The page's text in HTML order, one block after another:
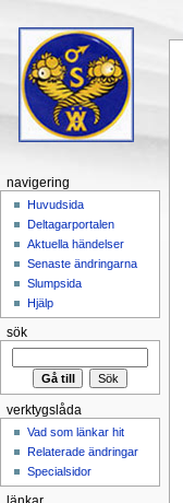
navigering
Huvudsida
Deltagarportalen
Aktuella händelser
Senaste ändringarna
Slumpsida
Hjälp
sök
verktygslåda
Vad som länkar hit
Relaterade ändringar
Specialsidor